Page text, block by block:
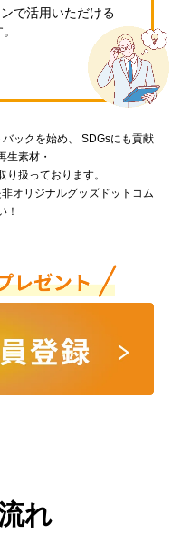
で活用いただける
ックを始め、 SDGsにも貢献
生素材・
扱っております。
オリジナルグッズドットコム
！
れ